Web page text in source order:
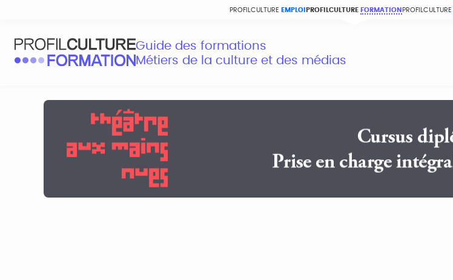
PROFILCULTURE EMPLOI PROFILCULTURE FORMATION PROFILCULTURE
Guide des formations
Métiers de la culture et des médias